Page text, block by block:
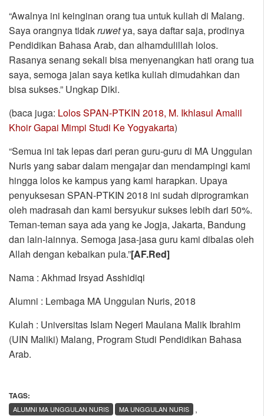
“Awalnya ini keinginan orang tua untuk kuliah di Malang.
Saya orangnya tidakruwetya, saya daftar saja, prodinya
Pendidikan Bahasa Arab, dan alhamdulillah lolos.
Rasanya senang sekali bisa menyenangkan hati orang tua
saya, semoga jalan saya ketika kuliah dimudahkan dan
bisa sukses.” Ungkap Diki.
(baca juga: Lolos SPAN-PTKIN 2018, M. Ikhlasul Amalil
Khoir Gapai Mimpi Studi Ke Yogyakarta)
“Semua ini tak lepas dari peran guru-guru di MA Unggulan
Nuris yang sabar dalam mengajar dan mendampingi kami
hingga lolos ke kampus yang kami harapkan. Upaya
penyuksesan SPAN-PTKIN 2018 ini sudah diprogramkan
oleh madrasah dan kami bersyukur sukses lebih dari 50%.
Teman-teman saya ada yang ke Jogja, Jakarta, Bandung
dan lain-lainnya. Semoga jasa-jasa guru kami dibalas oleh
Allah dengan kebaikan pula.”[AF.Red]
Nama : Akhmad Irsyad Asshidiqi
Alumni : Lembaga MA Unggulan Nuris, 2018
Kulah : Universitas Islam Negeri Maulana Malik Ibrahim
(UIN Maliki) Malang, Program Studi Pendidikan Bahasa
Arab.
TAGS:
,
ALUMNI MA UNGGULAN NURIS MA UNGGULAN NURIS